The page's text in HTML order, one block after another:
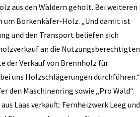
aus den Wäldern geholt. Bei weiteren
um Borkenkäfer-Holz. „Und damit ist
und den Transport beliefen sich
an die Nutzungsberechtigten
der Verkauf von Brennholz für
uns Holzschlägerungen durchführen.“
den Maschinenring sowie „Pro Wald“.
Laas verkauft: Fernheizwerk Leeg und